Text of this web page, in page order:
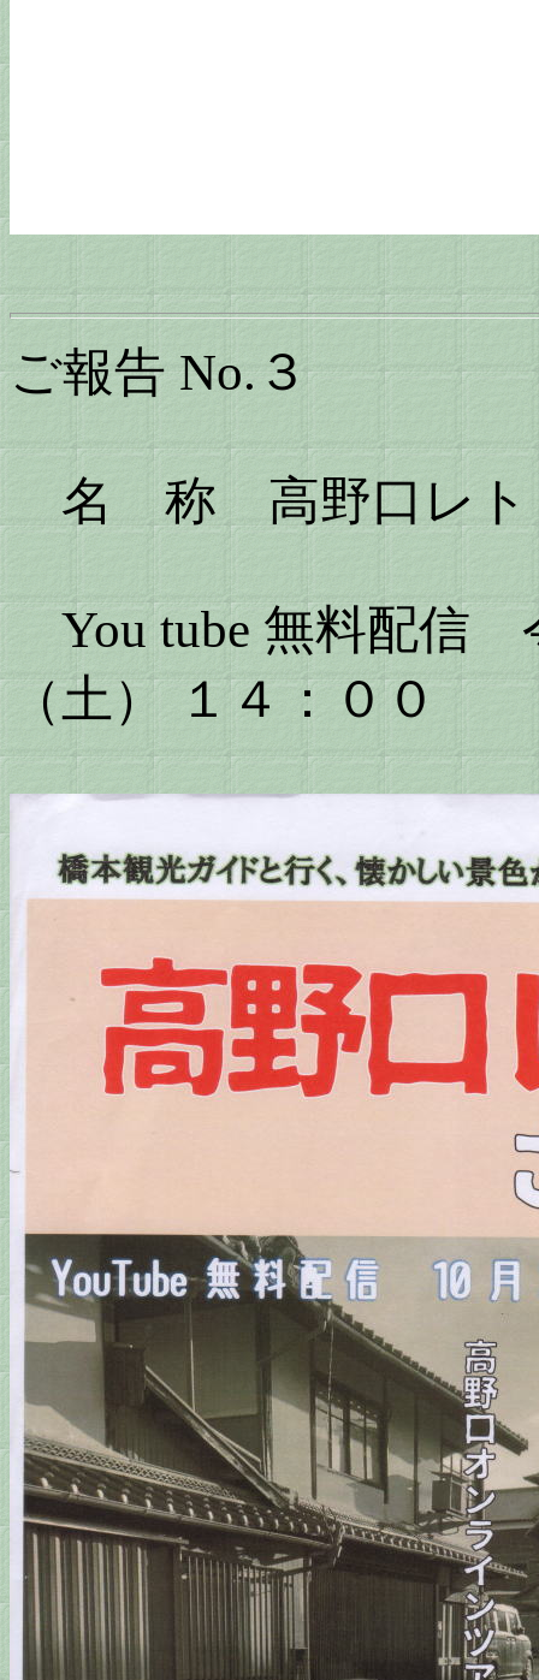
ご報告 No.３
名 称 高野口レト
You tube 無料配信
（土） １４：００